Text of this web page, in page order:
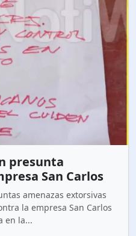
presunta
San Carlos
amenazas extorsivas
la empresa San Carlos
en la...